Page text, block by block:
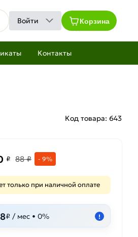
Войти Корзина
Контакты
Код товара: 643
₽ 88 ₽ - 9%
только при наличной оплате
8₽ / мес • 0% !